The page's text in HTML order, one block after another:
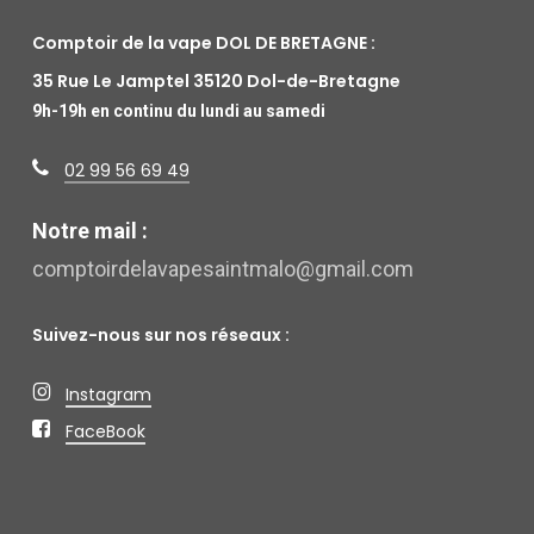
Comptoir de la vape DOL DE BRETAGNE :
35 Rue Le Jamptel 35120 Dol-de-Bretagne
9h-19h en continu du lundi au samedi
02 99 56 69 49
Notre mail :
comptoirdelavapesaintmalo@gmail.com
Suivez-nous sur nos réseaux :
Instagram
FaceBook